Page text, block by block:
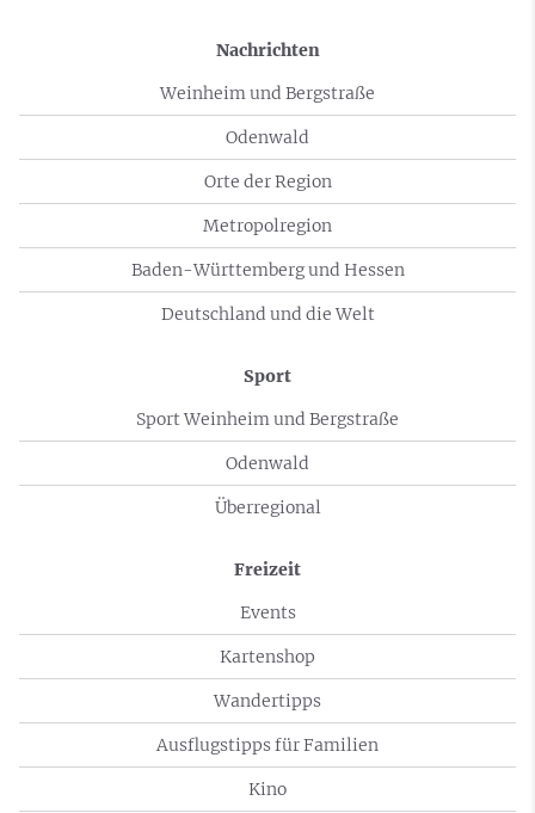
Nachrichten
Weinheim und Bergstraße
Odenwald
Orte der Region
Metropolregion
Baden-Württemberg und Hessen
Deutschland und die Welt
Sport
Sport Weinheim und Bergstraße
Odenwald
Überregional
Freizeit
Events
Kartenshop
Wandertipps
Ausflugstipps für Familien
Kino